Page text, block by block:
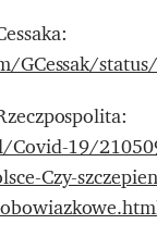
19/
Czy-